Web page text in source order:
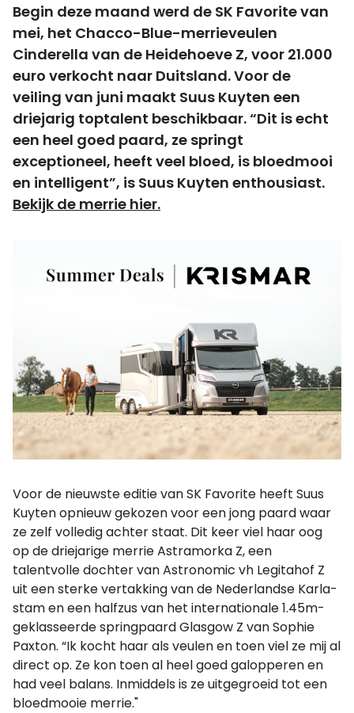
Begin deze maand werd de SK Favorite van
mei, het Chacco-Blue-merrieveulen
Cinderella van de Heidehoeve Z, voor 21.000
euro verkocht naar Duitsland. Voor de
veiling van juni maakt Suus Kuyten een
driejarig toptalent beschikbaar. “Dit is echt
een heel goed paard, ze springt
exceptioneel, heeft veel bloed, is bloedmooi
en intelligent”, is Suus Kuyten enthousiast.
Bekijk de merrie hier.
Voor de nieuwste editie van SK Favorite heeft Suus
Kuyten opnieuw gekozen voor een jong paard waar
ze zelf volledig achter staat. Dit keer viel haar oog
op de driejarige merrie Astramorka Z, een
talentvolle dochter van Astronomic vh Legitahof Z
uit een sterke vertakking van de Nederlandse Karla-
stam en een halfzus van het internationale 1.45m-
geklasseerde springpaard Glasgow Z van Sophie
Paxton. “Ik kocht haar als veulen en toen viel ze mij al
direct op. Ze kon toen al heel goed galopperen en
had veel balans. Inmiddels is ze uitgegroeid tot een
bloedmooie merrie."